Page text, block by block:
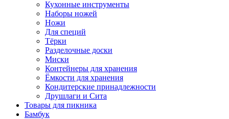
Кухонные инструменты
Наборы ножей
Ножи
Для специй
Тёрки
Разделочные доски
Миски
Контейнеры для хранения
Ёмкости для хранения
Кондитерские принадлежности
Друшлаги и Сита
Товары для пикника
Бамбук